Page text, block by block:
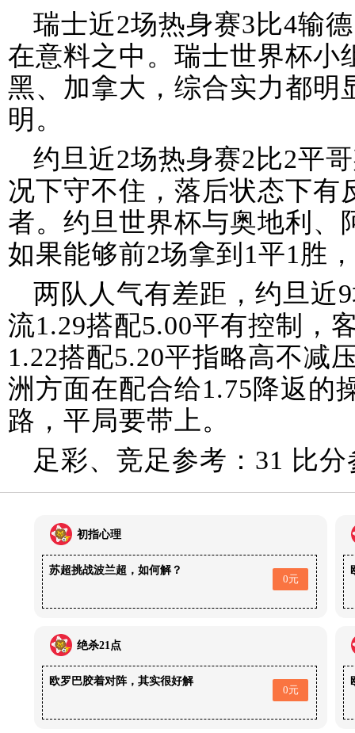
瑞士近2场热身赛3比4输
在意料之中。瑞士世界杯小
黑、加拿大，综合实力都明
明。
约旦近2场热身赛2比2平
况下守不住，落后状态下有
者。约旦世界杯与奥地利、
如果能够前2场拿到1平1胜
两队人气有差距，约旦近
流1.29搭配5.00平有控制，
1.22搭配5.20平指略高不减
洲方面在配合给1.75降返的
路，平局要带上。
足彩、竞足参考：31 比
初指心理
苏超挑战波兰超，如何解？
0元
绝杀21点
欧罗巴胶着对阵，其实很好解
0元